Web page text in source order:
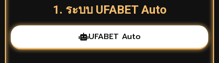
1. ระบบ UFABET Auto
UFABET Auto